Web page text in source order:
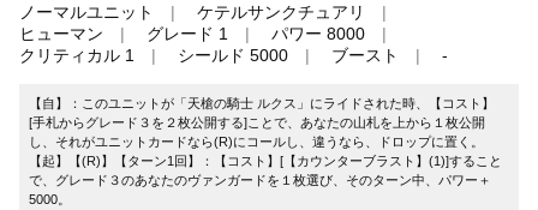
ノーマルユニット
ケテルサンクチュアリ
ヒューマン
グレード 1
パワー 8000
クリティカル 1
シールド 5000 ブースト -
【自】：このユニットが「天槍の騎士 ルクス」にライドされた時、【コスト】
[手札からグレード３を２枚公開する]ことで、あなたの山札を上から１枚公開
し、それがユニットカードなら(R)にコールし、違うなら、ドロップに置く。
【起】【(R)】【ターン1回】：【コスト】[【カウンターブラスト】(1)]すること
で、グレード３のあなたのヴァンガードを１枚選び、そのターン中、パワー＋
5000。